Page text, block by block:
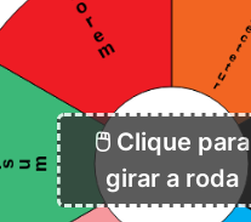
🖱️ Clique para
girar a roda